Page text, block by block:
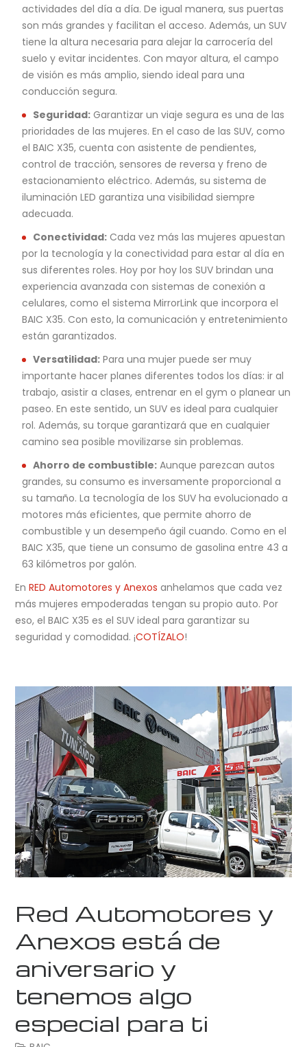
actividades del día a día. De igual manera, sus puertas
son más grandes y facilitan el acceso. Además, un SUV
tiene la altura necesaria para alejar la carrocería del
suelo y evitar incidentes. Con mayor altura, el campo
de visión es más amplio, siendo ideal para una
conducción segura.
Seguridad: Garantizar un viaje segura es una de las
prioridades de las mujeres. En el caso de las SUV, como
el BAIC X35, cuenta con asistente de pendientes,
control de tracción, sensores de reversa y freno de
estacionamiento eléctrico. Además, su sistema de
iluminación LED garantiza una visibilidad siempre
adecuada.
Conectividad: Cada vez más las mujeres apuestan
por la tecnología y la conectividad para estar al día en
sus diferentes roles. Hoy por hoy los SUV brindan una
experiencia avanzada con sistemas de conexión a
celulares, como el sistema MirrorLink que incorpora el
BAIC X35. Con esto, la comunicación y entretenimiento
están garantizados.
Versatilidad: Para una mujer puede ser muy
importante hacer planes diferentes todos los días: ir al
trabajo, asistir a clases, entrenar en el gym o planear un
paseo. En este sentido, un SUV es ideal para cualquier
rol. Además, su torque garantizará que en cualquier
camino sea posible movilizarse sin problemas.
Ahorro de combustible: Aunque parezcan autos
grandes, su consumo es inversamente proporcional a
su tamaño. La tecnología de los SUV ha evolucionado a
motores más eficientes, que permite ahorro de
combustible y un desempeño ágil cuando. Como en el
BAIC X35, que tiene un consumo de gasolina entre 43 a
63 kilómetros por galón.
EnRED Automotores y Anexos anhelamos que cada vez
más mujeres empoderadas tengan su propio auto. Por
eso, el BAIC X35 es el SUV ideal para garantizar su
seguridad y comodidad. ¡COTÍZALO!
Red Automotores y
Anexos está de
aniversario y
tenemos algo
especial para ti